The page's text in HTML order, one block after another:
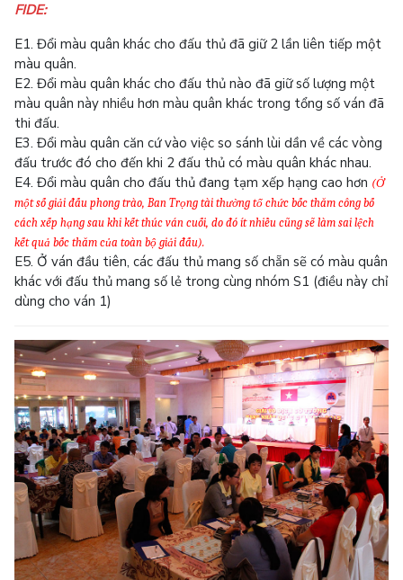
FIDE:
E1. Đổi màu quân khác cho đấu thủ đã giữ 2 lần liên tiếp một
màu quân.
E2. Đổi màu quân khác cho đấu thủ nào đã giữ số lượng một
màu quân này nhiều hơn màu quân khác trong tổng số ván đã
thi đấu.
E3. Đổi màu quân căn cứ vào việc so sánh lùi dần về các vòng
đấu trước đó cho đến khi 2 đấu thủ có màu quân khác nhau.
E4. Đổi màu quân cho đấu thủ đang tạm xếp hạng cao hơn (Ở
một số giải đấu phong trào, Ban Trọng tài thường tổ chức bốc thăm công bố
cách xếp hạng sau khi kết thúc ván cuối, do đó ít nhiều cũng sẽ làm sai lệch
kết quả bốc thăm của toàn bộ giải đấu).
E5. Ở ván đầu tiên, các đấu thủ mang số chẵn sẽ có màu quân
khác với đấu thủ mang số lẻ trong cùng nhóm S1 (điều này chỉ
dùng cho ván 1)